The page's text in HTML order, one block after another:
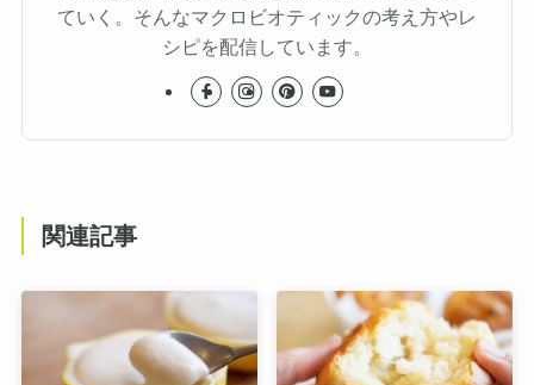
ていく。そんなマクロビオティックの考え方やレ
シピを配信しています。
関連記事